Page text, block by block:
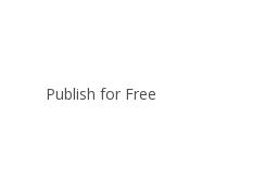
Publish for Free